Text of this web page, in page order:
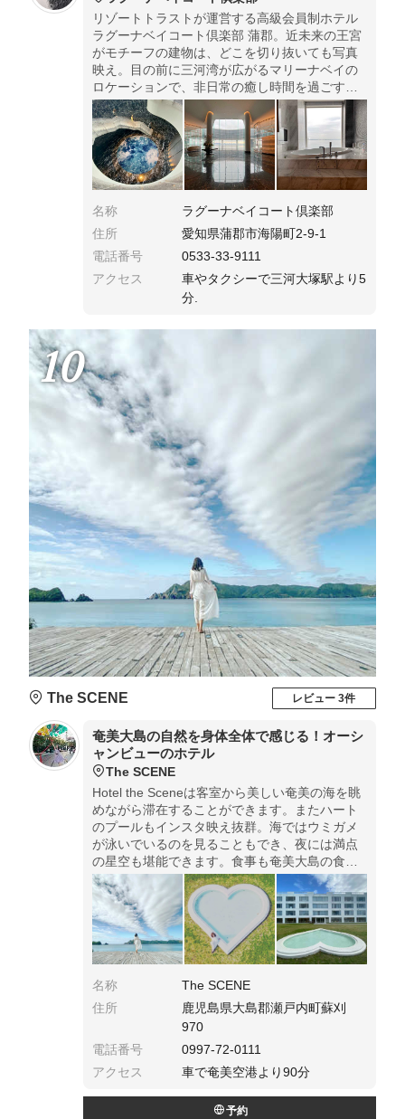
リゾートトラストが運営する高級会員制ホテル
ラグーナベイコート倶楽部 蒲郡。近未来の王宮
がモチーフの建物は、どこを切り抜いても写真
映え。目の前に三河湾が広がるマリーナベイの
ロケーションで、非日常の癒し時間を過ごすこ
とができました。
名称
ラグーナベイコート倶楽部
住所
愛知県蒲郡市海陽町2-9-1
電話番号
0533-33-9111
アクセス
車やタクシーで三河大塚駅より5
分.
10
The SCENE レビュー 3件
奄美大島の自然を身体全体で感じる！オーシ
ャンビューのホテル
The SCENE
Hotel the Sceneは客室から美しい奄美の海を眺
めながら滞在することができます。またハート
のプールもインスタ映え抜群。海ではウミガメ
が泳いでいるのを見ることもでき、夜には満点
の星空も堪能できます。食事も奄美大島の食材
を多く使っているので身体全体で奄美大島を満
喫できます。
名称
The SCENE
住所
鹿児島県大島郡瀬戸内町蘇刈
970
電話番号
0997-72-0111
アクセス
車で奄美空港より90分
予約